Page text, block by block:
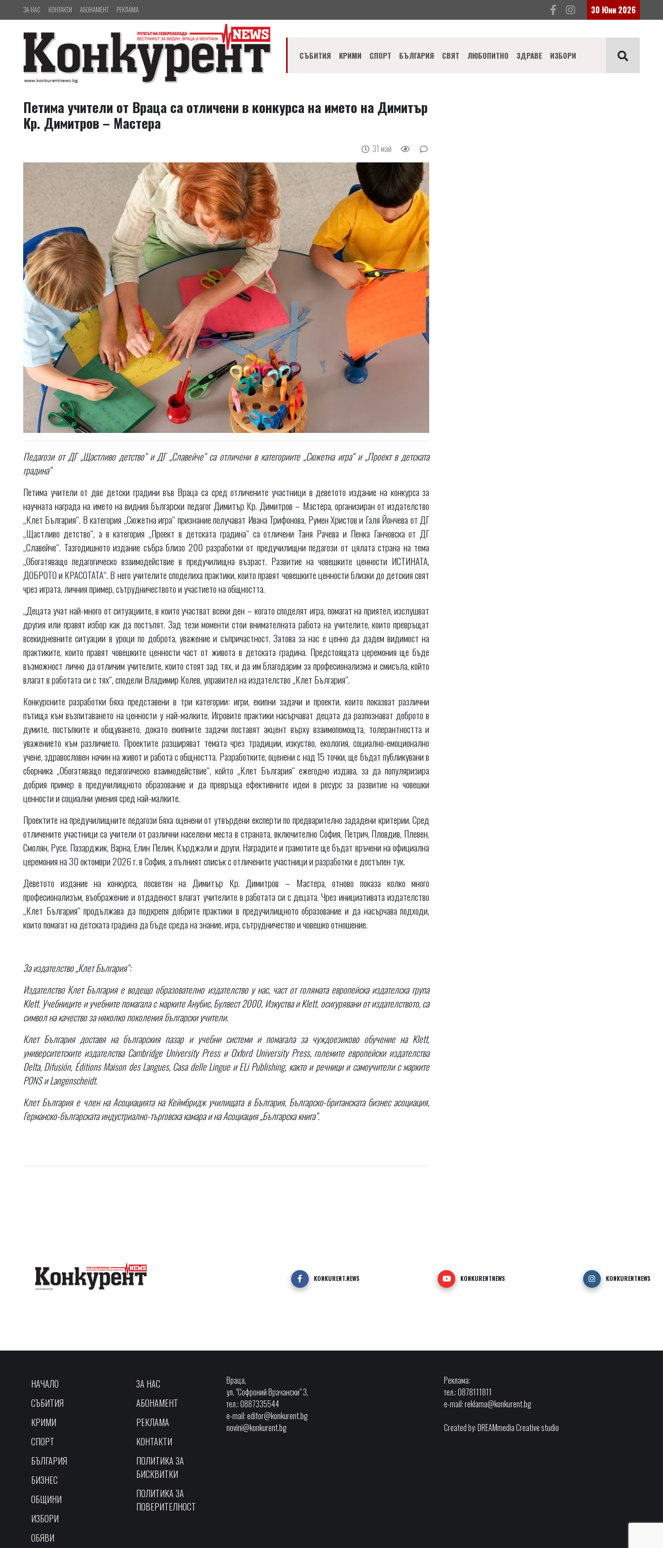
ЗА НАС КОНТАКТИ АБОНАМЕНТ РЕКЛАМА 30 Юни 2026
СЪБИТИЯ КРИМИ СПОРТ БЪЛГАРИЯ СВЯТ ЛЮБОПИТНО ЗДРАВЕ ИЗБОРИ
Петима учители от Враца са отличени в конкурса на името на Димитър
Кр. Димитров – Мастера
31 май
Педагози от ДГ „Щастливо детство“ и ДГ „Славейче“ са отличени в категориите „Сюжетна игра“ и „Проект в детската
градина“
Петима учители от две детски градини във Враца са сред отличените участници в деветото издание на конкурса за
научната награда на името на видния български педагог Димитър Кр. Димитров – Мастера, организиран от издателство
„Клет България“. В категория „Сюжетна игра“ признание получават Ивана Трифонова, Румен Христов и Галя Йончева от ДГ
„Щастливо детство“, а в категория „Проект в детската градина“ са отличени Таня Рачева и Пенка Ганчовска от ДГ
„Славейче“. Тазгодишното издание събра близо 200 разработки от предучилищни педагози от цялата страна на тема
„Обогатяващо педагогическо взаимодействие в предучилищна възраст. Развитие на човешките ценности ИСТИНАТА,
ДОБРОТО и КРАСОТАТА“. В него учителите споделиха практики, които правят човешките ценности близки до детския свят
чрез играта, личния пример, сътрудничеството и участието на общността.
„Децата учат най-много от ситуациите, в които участват всеки ден – когато споделят игра, помагат на приятел, изслушват
другия или правят избор как да постъпят. Зад тези моменти стои внимателната работа на учителите, които превръщат
всекидневните ситуации в уроци по доброта, уважение и съпричастност. Затова за нас е ценно да дадем видимост на
практиките, които правят човешките ценности част от живота в детската градина. Предстоящата церемония ще бъде
възможност лично да отличим учителите, които стоят зад тях, и да им благодарим за професионализма и смисъла, който
влагат в работата си с тях“, сподели Владимир Колев, управител на издателство „Клет България“.
Конкурсните разработки бяха представени в три категории: игри, екипни задачи и проекти, които показват различни
пътища към възпитаването на ценности у най-малките. Игровите практики насърчават децата да разпознават доброто в
думите, постъпките и общуването, докато екипните задачи поставят акцент върху взаимопомощта, толерантността и
уважението към различието. Проектите разширяват темата чрез традиции, изкуство, екология, социално-емоционално
учене, здравословен начин на живот и работа с общността. Разработките, оценени с над 15 точки, ще бъдат публикувани в
сборника „Обогатяващо педагогическо взаимодействие“, който „Клет България“ ежегодно издава, за да популяризира
добрия пример в предучилищното образование и да превръща ефективните идеи в ресурс за развитие на човешки
ценности и социални умения сред най-малките.
Проектите на предучилищните педагози бяха оценени от утвърдени експерти по предварително зададени критерии. Сред
отличените участници са учители от различни населени места в страната, включително София, Петрич, Пловдив, Плевен,
Смолян, Русе, Пазарджик, Варна, Елин Пелин, Кърджали и други. Наградите и грамотите ще бъдат връчени на официална
церемония на 30 октомври 2026 г. в София, а пълният списък с отличените участници и разработки е достъпен тук.
Деветото издание на конкурса, посветен на Димитър Кр. Димитров – Мастера, отново показа колко много
професионализъм, въображение и отдаденост влагат учителите в работата си с децата. Чрез инициативата издателство
„Клет България“ продължава да подкрепя добрите практики в предучилищното образование и да насърчава подходи,
които помагат на детската градина да бъде среда на знание, игра, сътрудничество и човешко отношение.
За издателство „Клет България“:
Издателство Клет България е водещо образователно издателство у нас, част от голямата европейска издателска група
Klett. Учебниците и учебните помагала с марките Анубис, Булвест 2000, Изкуства и Klett, осигурявани от издателството, са
символ на качество за няколко поколения български учители.
Клет България доставя на българския пазар и учебни системи и помагала за чуждоезиково обучение на Klett,
университетските издателства Cambridge University Press и Oxford University Press, големите европейски издателства
Delta, Difusión, Éditions Maison des Langues, Casa delle Lingue и ELi Publishing, както и речници и самоучители с марките
PONS и Langenscheidt.
Клет България е член на Асоциацията на Кеймбридж училищата в България, Българско-британската бизнес асоциация,
Германско-българската индустриално-търговска камара и на Асоциация „Българска книга“.
KONKURENT.NEWS KONKURENTNEWS KONKURENTNEWS
НАЧАЛО
СЪБИТИЯ
КРИМИ
СПОРТ
БЪЛГАРИЯ
БИЗНЕС
ОБЩИНИ
ИЗБОРИ
ОБЯВИ
ЗА НАС
АБОНАМЕНТ
РЕКЛАМА
КОНТАКТИ
ПОЛИТИКА ЗА
БИСКВИТКИ
ПОЛИТИКА ЗА
ПОВЕРИТЕЛНОСТ
Враца,
ул. "Софроний Врачански" 3,
тел.: 0887335544
e-mail:editor@konkurent.bg
novini@konkurent.bg
Реклама:
тел.: 0878111811
e-mail:reklama@konkurent.bg
Created by:DREAMmedia Creative studio